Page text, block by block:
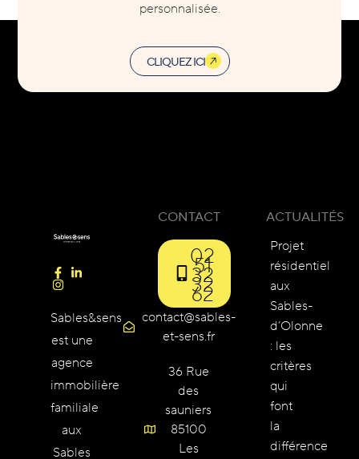
personnalisée.
CLIQUEZ ICI
Sables&sens
est une
agence
immobilière
familiale
aux
Sables
CONTACT
02
51
32
32
62
contact@sables-
et-sens.fr
36 Rue
des
sauniers
85100
Les
ACTUALITÉS
Projet
résidentiel
aux
Sables-
d’Olonne
: les
critères
qui
font
la
différence